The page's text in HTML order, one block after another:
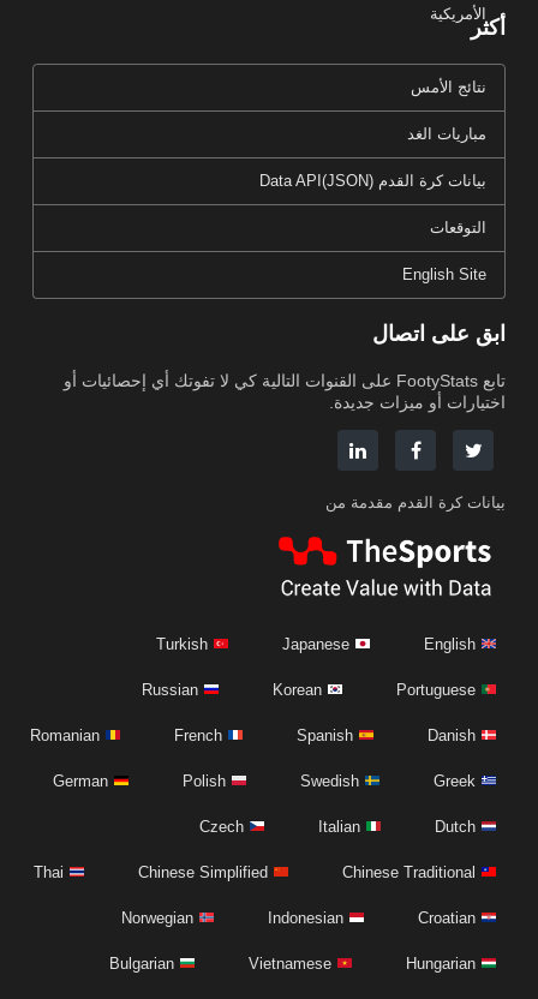
الأمريكية
أكثر
نتائج الأمس
مباريات الغد
بيانات كرة القدم Data API(JSON)
التوقعات
English Site
ابق على اتصال
تابع FootyStats على القنوات التالية كي لا تفوتك أي إحصائيات أو
اختيارات أو ميزات جديدة.
بيانات كرة القدم مقدمة من
English
Japanese
Turkish
Portuguese
Korean
Russian
Danish
Spanish
French
Romanian
Greek
Swedish
Polish
German
Dutch
Italian
Czech
Chinese Traditional
Chinese Simplified
Thai
Croatian
Indonesian
Norwegian
Hungarian
Vietnamese
Bulgarian